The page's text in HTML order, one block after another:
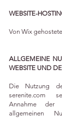
WEBSITE-
Von Wix
ALLGEMEINE
WEBSITE UND
Die Nutzung
serenite.com
Annahme der
allgemeinen